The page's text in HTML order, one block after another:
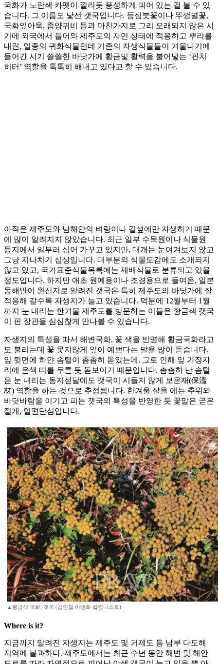
국화가 노란색 카펫이 깔리듯 풍성하게 피어 있는 걸 볼 수 있
습니다. 그 이름도 낯선 갯국입니다. 등심붓꽃이나 뚜껑별꽃,
국화잎아욱, 좀양귀비 등과 마찬가지로 그리 오래되지 않은 시
기에 외국에서 들어와 제주도의 자연 상태에 적응하고 뿌리를
내린, 일종의 귀화식물인데 기존의 자생식물들이 겨울나기에
들어간 시기 쓸쓸한 바닷가에 황금빛 활력을 불어넣는 ‘핀치
히터’ 역할을 톡톡히 해내고 있다고 할 수 있습니다.
아직은 제주도와 남해안의 벼랑이나 길섶에만 자생하기 때문
에 많이 알려지지 않았습니다. 최근 일부 수목원이나 식물원
등지에서 일부러 심어 가꾸고 있지만, 대개는 눈여겨보지 않고
그냥 지나치기 십상입니다. 대부분의 식물도감에도 소개되지
않고 있고, 국가표준식물목록에는 재배식물로 분류되고 있을
정도입니다. 하지만 애초 원예용이나 조경용으로 들여온, 일본
동해안이 원산지로 알려진 갯국은 특히 제주도의 바닷가에 잘
적응해 갈수록 자생지가 늘고 있습니다. 덕분에 12월부터 1월
까지 눈 내리는 한겨울 제주도를 방문하는 이들은 황금색 갯국
이 핀 장관을 심심찮게 만나볼 수 있습니다.
자생지의 특성을 따서 해변국화, 꽃 색을 반영해 황금국화라고
도 불리는데 꽃 못지않게 잎이 예쁘다는 말을 많이 듣습니다.
잎 뒷면에 하얀 솜털이 촘촘히 돋았는데, 그로 인해 잎 가장자
리에 은색 띠를 두른 듯 돋보이기 때문입니다. 촘촘히 난 솜털
은 눈 내리는 동지섣달에도 갯국이 시들지 않게 보온재(保溫
材) 역할을 하는 것으로 추정됩니다. 한겨울 살을 에는 추위와
바닷바람을 이기고 피는 갯국의 특성을 반영한 듯 꽃말은 곧은
절개, 일편단심입니다.
▲황금색 국화, 갯국 (김인철 야생화 칼럼니스트)
Where is it?
지금까지 알려진 자생지는 제주도 및 거제도 등 남부 다도해
지역에 불과하다. 제주도에서는 최근 수년 동안 해변 및 해안